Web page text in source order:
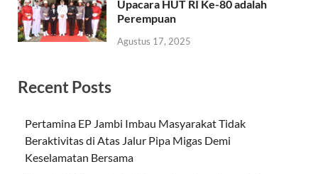
Upacara HUT RI Ke-80 adalah
Perempuan
Agustus 17, 2025
Recent Posts
Pertamina EP Jambi Imbau Masyarakat Tidak
Beraktivitas di Atas Jalur Pipa Migas Demi
Keselamatan Bersama